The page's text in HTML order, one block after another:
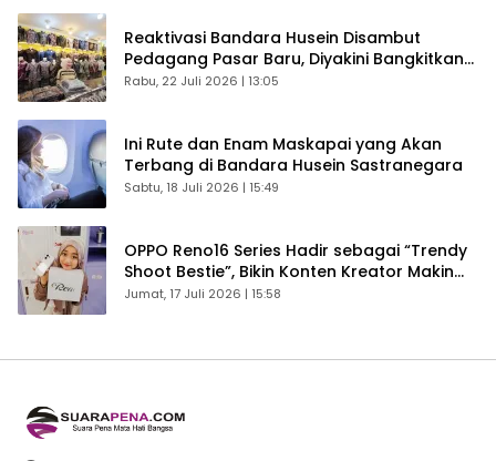
Reaktivasi Bandara Husein Disambut
Pedagang Pasar Baru, Diyakini Bangkitkan
Kembali Ekonomi Bandung
Rabu, 22 Juli 2026 | 13:05
Ini Rute dan Enam Maskapai yang Akan
Terbang di Bandara Husein Sastranegara
Sabtu, 18 Juli 2026 | 15:49
OPPO Reno16 Series Hadir sebagai “Trendy
Shoot Bestie”, Bikin Konten Kreator Makin
Betah
Jumat, 17 Juli 2026 | 15:58